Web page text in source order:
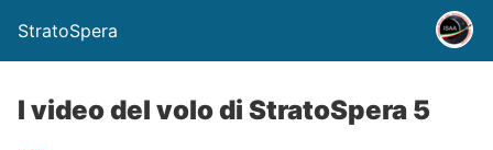
StratoSpera
I video del volo di StratoSpera 5